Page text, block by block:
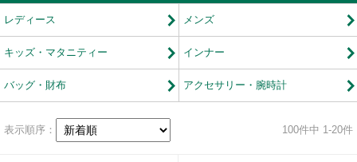
レディース メンズ
キッズ・マタニティー インナー
バッグ・財布 アクセサリー・腕時計
表示順序： 100件中 1-20件